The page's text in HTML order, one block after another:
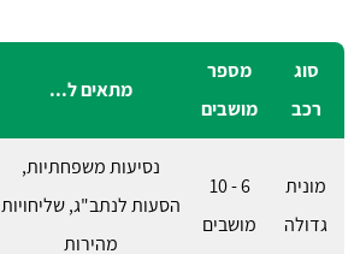
סוג
רכב
מספר
מושבים
מתאים ל...
מונית
גדולה
6 - 10
מושבים
נסיעות משפחתיות,
הסעות לנתב"ג, שליחויות
מהירות